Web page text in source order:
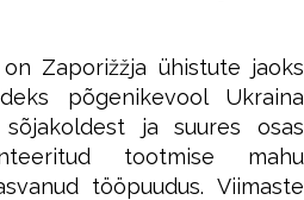
Zaporižžja ühistute jaoks
põgenikevool Ukraina
ja suures osas
tootmise mahu
tööpuudus. Viimaste